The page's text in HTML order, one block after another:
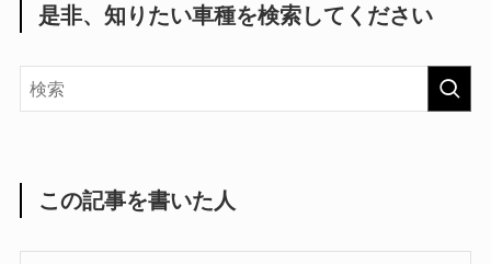
是非、知りたい車種を検索してください
この記事を書いた人